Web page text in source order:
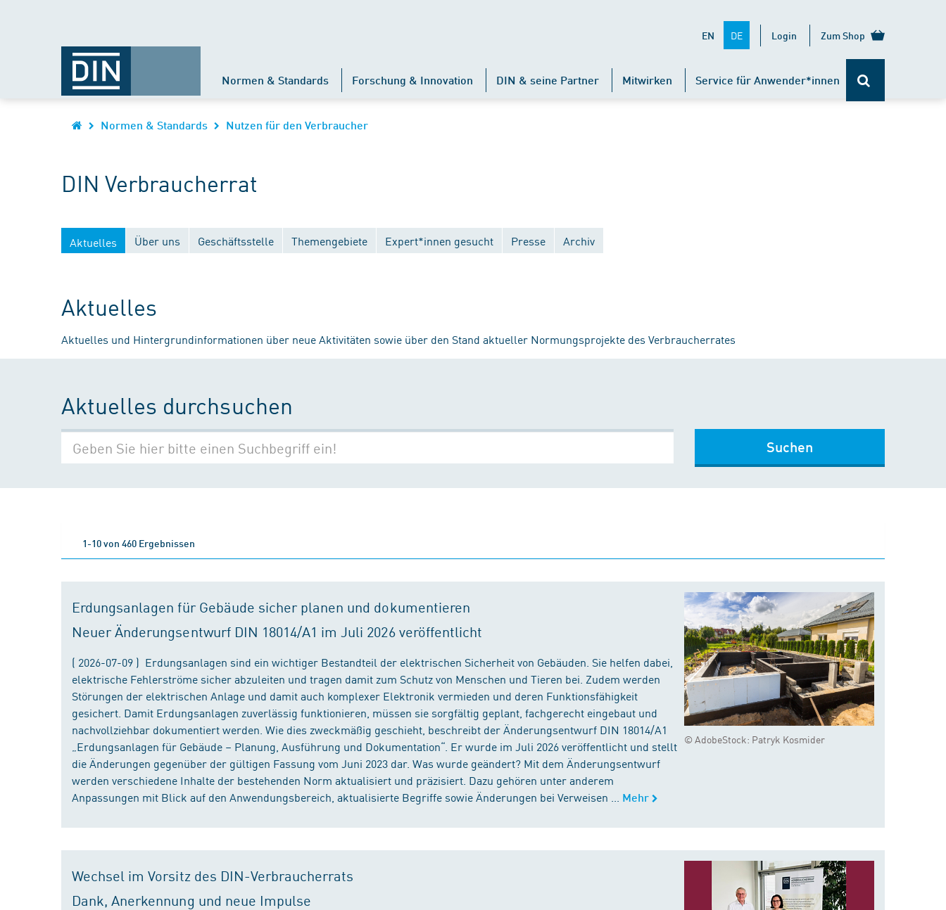
EN DE Login Zum Shop
Normen & Standards Forschung & Innovation DIN & seine Partner Mitwirken Service für Anwender*innen
Normen & Standards Nutzen für den Verbraucher
DIN Verbraucherrat
Aktuelles Über uns Geschäftsstelle Themengebiete Expert*innen gesucht Presse Archiv
Aktuelles
Aktuelles und Hintergrundinformationen über neue Aktivitäten sowie über den Stand aktueller Normungsprojekte des Verbraucherrates
Aktuelles durchsuchen
Suchen
1-10 von 460 Ergebnissen
© AdobeStock: Patryk Kosmider
Erdungsanlagen für Gebäude sicher planen und dokumentieren
Neuer Änderungsentwurf DIN 18014/A1 im Juli 2026 veröffentlicht
( 2026-07-09 ) Erdungsanlagen sind ein wichtiger Bestandteil der elektrischen Sicherheit von Gebäuden. Sie helfen dabei,
elektrische Fehlerströme sicher abzuleiten und tragen damit zum Schutz von Menschen und Tieren bei. Zudem werden
Störungen der elektrischen Anlage und damit auch komplexer Elektronik vermieden und deren Funktionsfähigkeit
gesichert. Damit Erdungsanlagen zuverlässig funktionieren, müssen sie sorgfältig geplant, fachgerecht eingebaut und
nachvollziehbar dokumentiert werden. Wie dies zweckmäßig geschieht, beschreibt der Änderungsentwurf DIN 18014/A1
„Erdungsanlagen für Gebäude – Planung, Ausführung und Dokumentation“. Er wurde im Juli 2026 veröffentlicht und stellt
die Änderungen gegenüber der gültigen Fassung vom Juni 2023 dar. Was wurde geändert? Mit dem Änderungsentwurf
werden verschiedene Inhalte der bestehenden Norm aktualisiert und präzisiert. Dazu gehören unter anderem
Anpassungen mit Blick auf den Anwendungsbereich, aktualisierte Begriffe sowie Änderungen bei Verweisen ...
Mehr
Wechsel im Vorsitz des DIN-Verbraucherrats
Dank, Anerkennung und neue Impulse